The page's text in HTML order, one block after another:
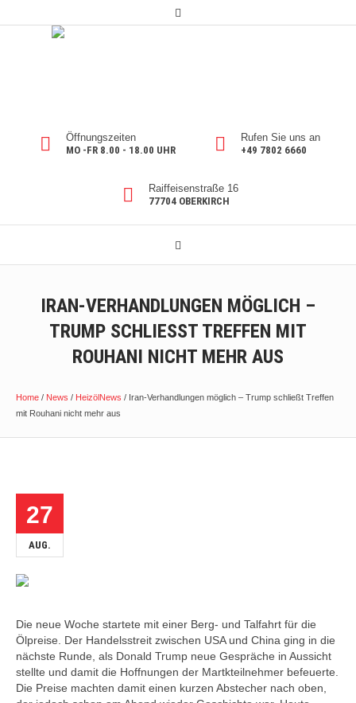
Öffnungszeiten
MO -FR 8.00 - 18.00 UHR
Rufen Sie uns an
+49 7802 6660
Raiffeisenstraße 16
77704 OBERKIRCH
IRAN-VERHANDLUNGEN MÖGLICH –
TRUMP SCHLIESST TREFFEN MIT R
OUHANI NICHT MEHR AUS
Home / News / HeizölNews / Iran-Verhandlungen möglich – Trump schließt Treffen
mit Rouhani nicht mehr aus
27
AUG.
Die neue Woche startete mit einer Berg- und Talfahrt für die
Ölpreise. Der Handelsstreit zwischen USA und China ging in die
nächste Runde, als Donald Trump neue Gespräche in Aussicht
stellte und damit die Hoffnungen der Martkteilnehmer befeuerte.
Die Preise machten damit einen kurzen Abstecher nach oben,